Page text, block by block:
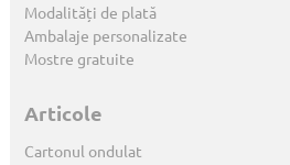
Modalități de plată
Ambalaje personalizate
Mostre gratuite
Articole
Cartonul ondulat